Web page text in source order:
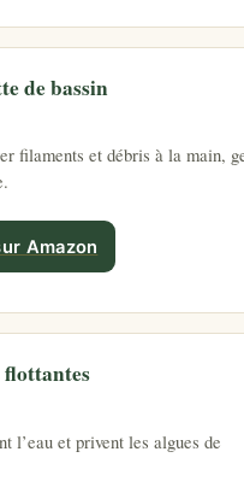
de bassin
filaments et débris à la main,
Amazon
flottantes
l’eau et privent les algues de